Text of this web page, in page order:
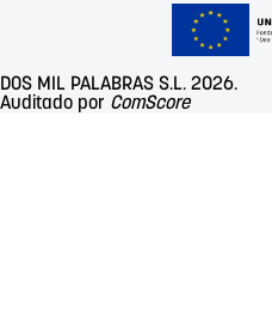
DOS MIL PALABRAS S.L. 2026.
Auditado por ComScore